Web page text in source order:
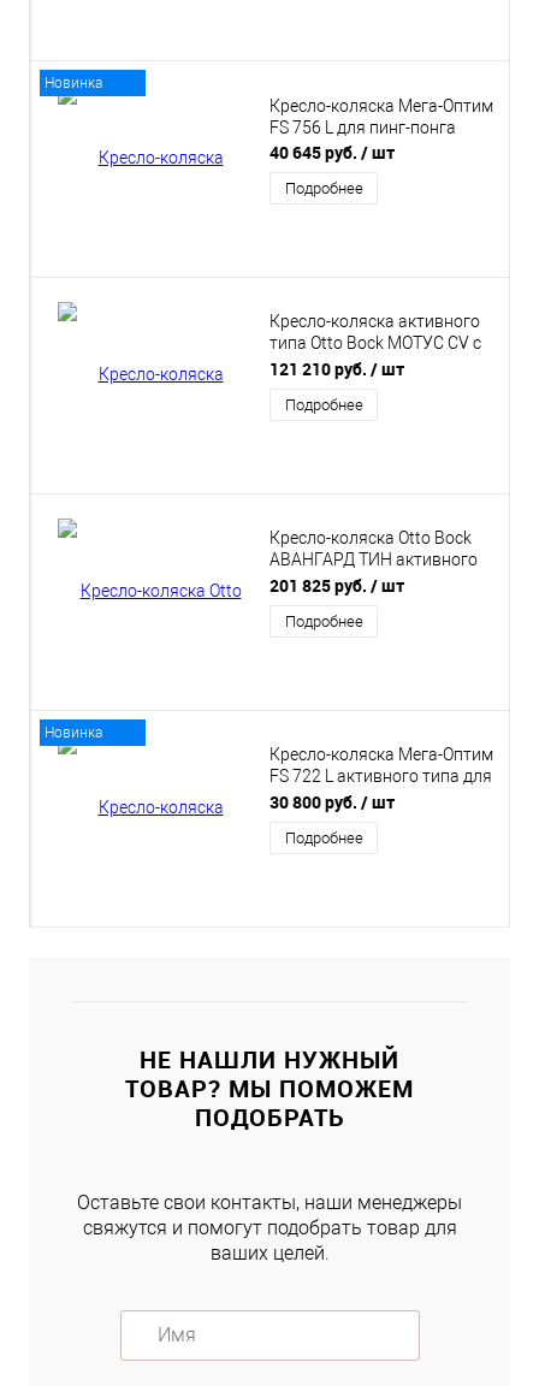
Новинка
Кресло-коляска Мега-Оптим
FS 756 L для пинг-понга
40 645 руб. / шт
Подробнее
Кресло-коляска активного
типа Otto Bock МОТУС CV с
подлокотниками
121 210 руб. / шт
Подробнее
Кресло-коляска Otto Bock
АВАНГАРД ТИН активного
типа для детей и
подростков
201 825 руб. / шт
Подробнее
Новинка
Кресло-коляска Мега-Оптим
FS 722 L активного типа для
детей
30 800 руб. / шт
Подробнее
НЕ НАШЛИ НУЖНЫЙ
ТОВАР? МЫ ПОМОЖЕМ
ПОДОБРАТЬ
Оставьте свои контакты, наши менеджеры
свяжутся и помогут подобрать товар для
ваших целей.